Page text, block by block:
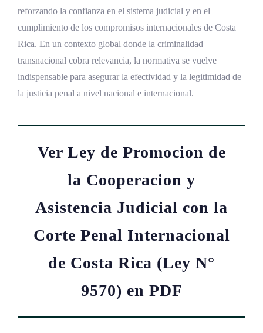
reforzando la confianza en el sistema judicial y en el
cumplimiento de los compromisos internacionales de Costa
Rica. En un contexto global donde la criminalidad
transnacional cobra relevancia, la normativa se vuelve
indispensable para asegurar la efectividad y la legitimidad de
la justicia penal a nivel nacional e internacional.
Ver Ley de Promocion de
la Cooperacion y
Asistencia Judicial con la
Corte Penal Internacional
de Costa Rica (Ley N°
9570) en PDF